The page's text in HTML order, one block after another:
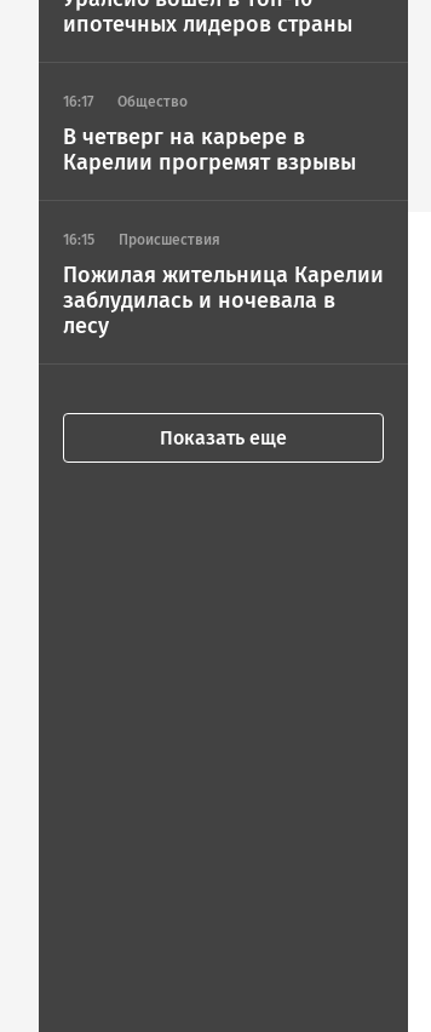
ипотечных лидеров страны
16:17 Общество
В четверг на карьере в
Карелии прогремят взрывы
16:15 Происшествия
Пожилая жительница Карелии
заблудилась и ночевала в
лесу
Показать еще